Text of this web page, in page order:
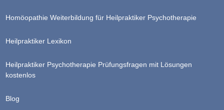
Homöopathie Weiterbildung für Heilpraktiker Psychotherapie
Heilpraktiker Lexikon
Heilpraktiker Psychotherapie Prüfungsfragen mit Lösungen
kostenlos
Blog